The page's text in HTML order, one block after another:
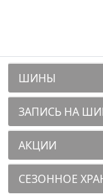
ШИНЫ
ЗАПИСЬ НА
АКЦИИ
СЕЗОННОЕ